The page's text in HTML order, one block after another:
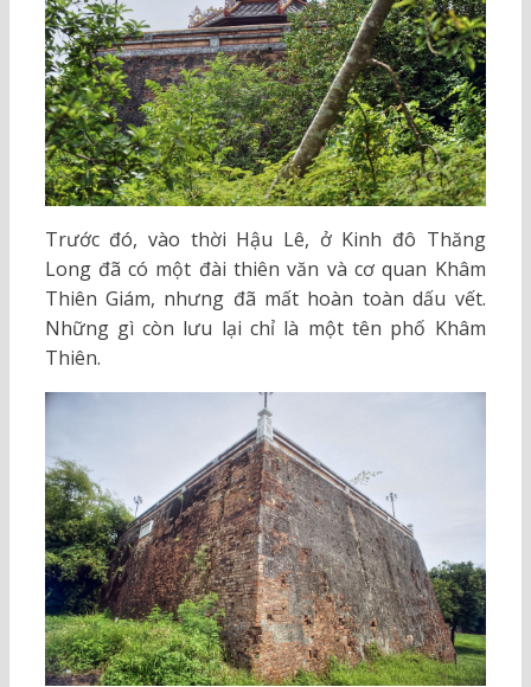
Trước đó, vào thời Hậu Lê, ở Kinh đô Thăng
Long đã có một đài thiên văn và cơ quan Khâm
Thiên Giám, nhưng đã mất hoàn toàn dấu vết.
Những gì còn lưu lại chỉ là một tên phố Khâm
Thiên.